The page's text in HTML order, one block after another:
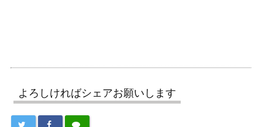
よろしければシェアお願いします